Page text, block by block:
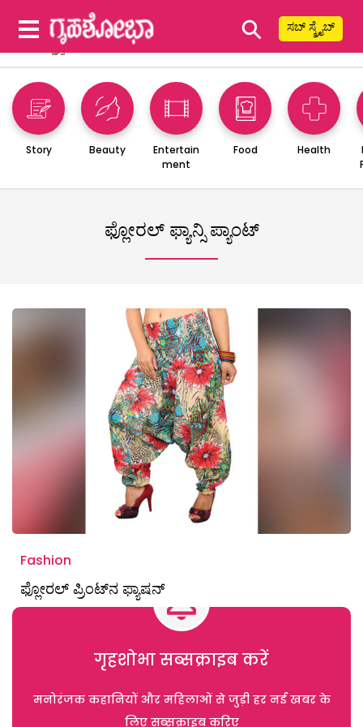
⚲ ಸಬ್ ಸ್ಕ್ರೈಬ್
Story Beauty
Entertain
ment
Food Health
ಫ್ಲೋರಲ್ ಫ್ಯಾನ್ಸಿ ಪ್ಯಾಂಟ್
Fashion
ಫ್ಲೋರಲ್ ಪ್ರಿಂಟ್‌ನ ಫ್ಯಾಷನ್‌
गृहशोभा सब्सक्राइब करें
मनोरंजक कहानियों और महिलाओं से जुड़ी हर नई खबर के
लिए सब्सक्राइब करिए